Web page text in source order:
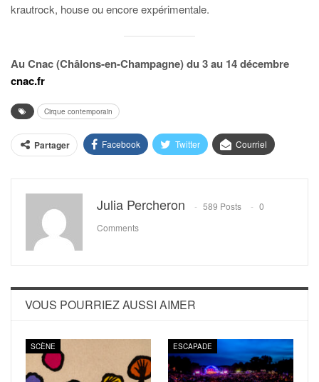
krautrock, house ou encore expérimentale.
Au Cnac (Châlons-en-Champagne) du 3 au 14 décembre
cnac.fr
Cirque contemporain
Partager Facebook Twitter Courriel
Julia Percheron 589 Posts
0
Comments
VOUS POURRIEZ AUSSI AIMER
SCÈNE ESCAPADE